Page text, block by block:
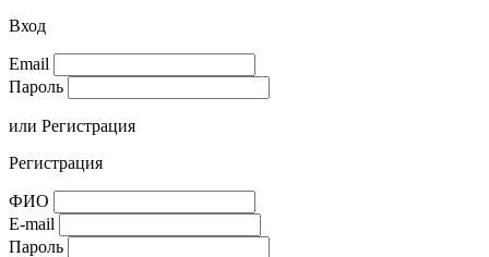
Вход
Email
Пароль
или Регистрация
Регистрация
ФИО
E-mail
Пароль